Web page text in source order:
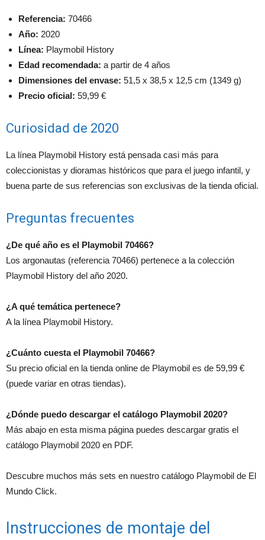
Referencia: 70466
Año: 2020
Línea: Playmobil History
Edad recomendada: a partir de 4 años
Dimensiones del envase: 51,5 x 38,5 x 12,5 cm (1349 g)
Precio oficial: 59,99 €
Curiosidad de 2020
La línea Playmobil History está pensada casi más para
coleccionistas y dioramas históricos que para el juego infantil, y
buena parte de sus referencias son exclusivas de la tienda oficial.
Preguntas frecuentes
¿De qué año es el Playmobil 70466?
Los argonautas (referencia 70466) pertenece a la colección
Playmobil History del año 2020.
¿A qué temática pertenece?
A la línea Playmobil History.
¿Cuánto cuesta el Playmobil 70466?
Su precio oficial en la tienda online de Playmobil es de 59,99 €
(puede variar en otras tiendas).
¿Dónde puedo descargar el catálogo Playmobil 2020?
Más abajo en esta misma página puedes descargar gratis el
catálogo Playmobil 2020 en PDF.
Descubre muchos más sets en nuestro catálogo Playmobil de El
Mundo Click.
Instrucciones de montaje del